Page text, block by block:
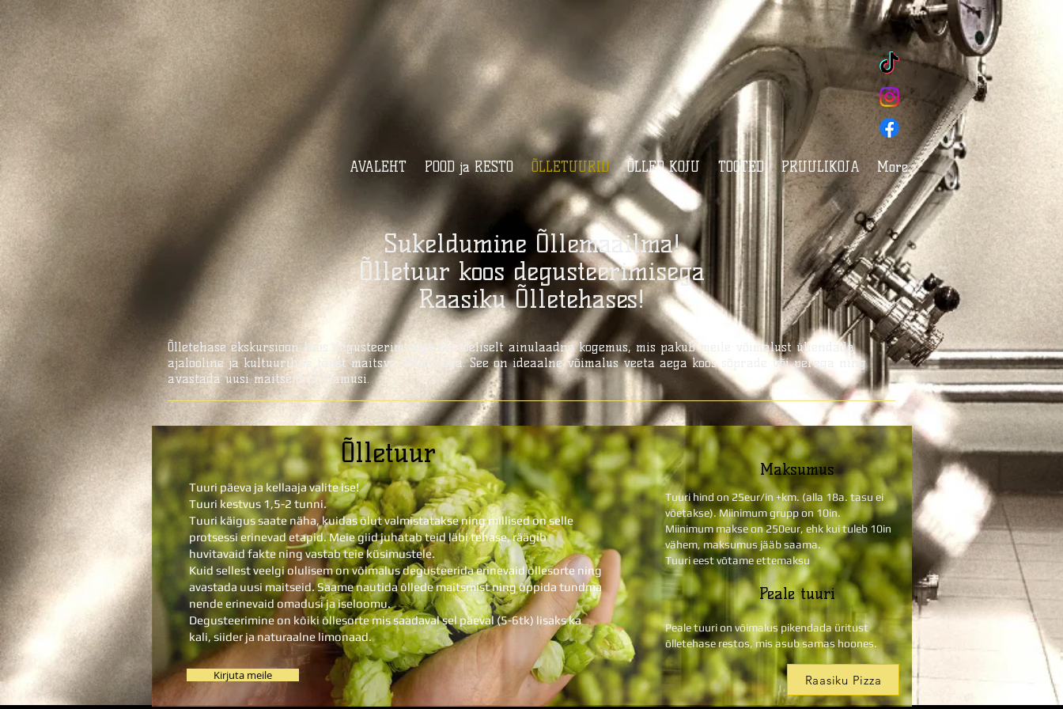
AVALEHT POOD ja RESTO ÕLLETUURID ÕLLED KOJU TOOTED PRUULIKOJA More
Sukeldumine Õllemaailma!
Õlletuur koos degusteerimisega
Raasiku Õlletehases!
Õlletehase ekskursioon koos degusteerimisega on tõeliselt ainulaadne kogemus, mis pakub meile võimalust ühendada
ajalooline ja kultuuriline taust maitsva elamusega. See on ideaalne võimalus veeta aega koos sõprade või perega ning
avastada uusi maitseid ja elamusi.
Õlletuur
Tuuri päeva ja kellaaja valite ise!
Tuuri kestvus 1,5-2 tunni.
Tuuri käigus saate näha, kuidas õlut valmistatakse ning millised on selle
protsessi erinevad etapid. Meie giid juhatab teid läbi tehase, räägib
huvitavaid fakte ning vastab teie küsimustele.
Kuid sellest veelgi olulisem on võimalus degusteerida erinevaid õllesorte ning
avastada uusi maitseid. Saame nautida õllede maitsmist ning õppida tundma
nende erinevaid omadusi ja iseloomu.
Degusteerimine on kõiki õllesorte mis saadaval sel päeval (5-6tk) lisaks ka
kali, siider ja naturaalne limonaad.
Kirjuta meile
Maksumus
Tuuri hind on 25eur/in +km. (alla 18a. tasu ei
võetakse). Miinimum grupp on 10in.
Miinimum makse on 250eur, ehk kui tuleb 10in
vähem, maksumus jääb saama.
Tuuri eest võtame ettemaksu
Peale tuuri
Peale tuuri on võimalus pikendada üritust
õlletehase restos, mis asub samas hoones.
Raasiku Pizza